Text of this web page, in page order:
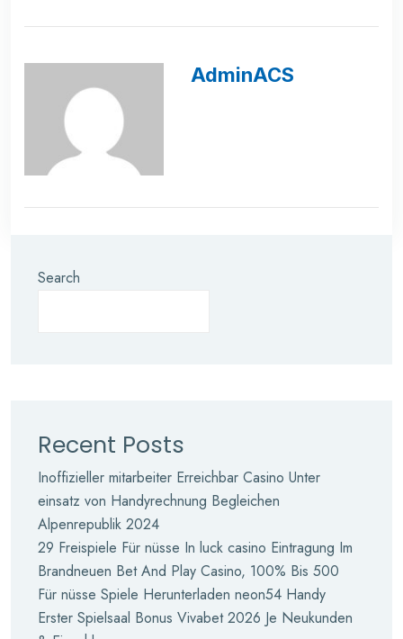
AdminACS
Search
Recent Posts
Inoffizieller mitarbeiter Erreichbar Casino Unter
einsatz von Handyrechnung Begleichen
Alpenrepublik 2024
29 Freispiele Für nüsse In luck casino Eintragung Im
Brandneuen Bet And Play Casino, 100% Bis 500
Für nüsse Spiele Herunterladen neon54 Handy
Erster Spielsaal Bonus Vivabet 2026 Je Neukunden